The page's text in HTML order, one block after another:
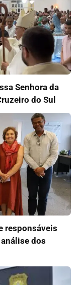
Senhora da
do Sul
responsáveis
dos